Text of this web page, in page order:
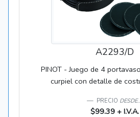
A2293/D
PINOT - Juego de 4
curpiel con detalle de
PRECIO
$99.39 + I.V.A.